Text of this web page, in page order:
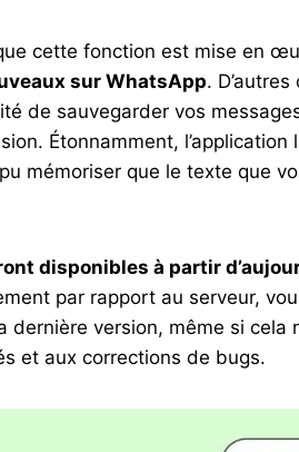
cette fonction est mise en
sur WhatsApp.
de sauvegarder vos
Étonnamment, l’application
mémoriser que le texte que
disponibles à partir
par rapport au serveur,
dernière version, même si
et aux corrections de bugs.